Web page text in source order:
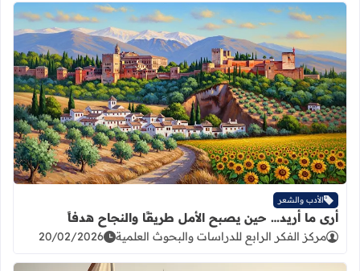
اقرأ المزيد عن أرى ما أريد… حين
الأدب والشعر
أرى ما أريد… حين يصبح الأمل طريقًا والنجاح هدفاً
مركز الفكر الرابع للدراسات والبحوث العلمية 20/02/2026